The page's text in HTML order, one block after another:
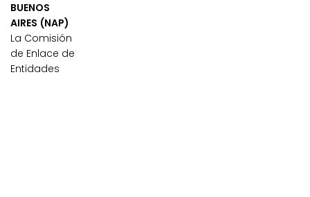
BUENOS
AIRES (NAP)
La Comisión
de Enlace de
Entidades